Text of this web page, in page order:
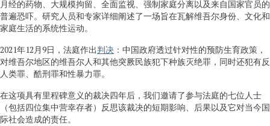
月经的药物、大规模拘留、全面监视、强制家庭分离以及来自国家官员的
普遍恐吓。研究人员和专家详细阐述了一场旨在瓦解维吾尔身份、文化和
家庭生活的系统性运动。
2021年12月9日，法庭作出判决 ：中国政府透过针对性的预防生育政策，
对维吾尔地区的维吾尔人和其他突厥民族犯下种族灭绝罪，同时还犯有反
人类罪、酷刑罪和性暴力罪。
在这项具有里程碑意义的裁决四年后，我们邀请了参与法庭的七位人士
（包括四位集中营幸存者）反思该裁决的短期影响、后果以及它对当今国
际社会造成的责任。